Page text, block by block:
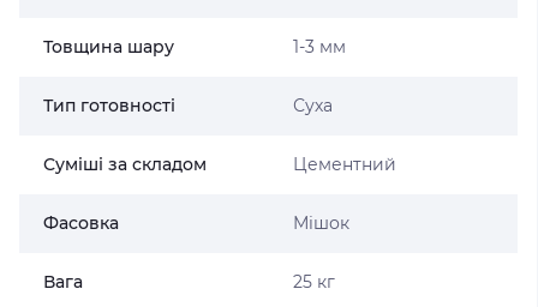
Товщина шару 1-3 мм
Тип готовності Суха
Суміші за складом Цементний
Фасовка Мішок
Вага 25 кг